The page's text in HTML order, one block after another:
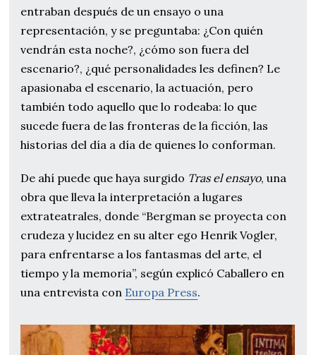
entraban después de un ensayo o una
representación, y se preguntaba: ¿Con quién
vendrán esta noche?, ¿cómo son fuera del
escenario?, ¿qué personalidades les definen? Le
apasionaba el escenario, la actuación, pero
también todo aquello que lo rodeaba: lo que
sucede fuera de las fronteras de la ficción, las
historias del día a día de quienes lo conforman.
De ahí puede que haya surgido Tras el ensayo, una
obra que lleva la interpretación a lugares
extrateatrales, donde “Bergman se proyecta con
crudeza y lucidez en su alter ego Henrik Vogler,
para enfrentarse a los fantasmas del arte, el
tiempo y la memoria”, según explicó Caballero en
una entrevista con Europa Press.